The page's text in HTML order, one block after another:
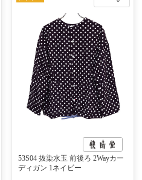
53S04 抜染水玉 前後ろ 2Wayカー
ディガン 1ネイビー